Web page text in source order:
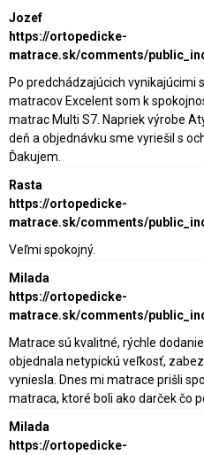
Jozef
https://ortopedicke-
matrace.sk/comments/
Po predchádzajúcich vynikajúcimi
matracov Excelent som k
matrac Multi S7. Napriek výrobe
deň a objednávku sme vyriešil s
Ďakujem.
Rasta
https://ortopedicke-
matrace.sk/comments/
Veľmi spokojný.
Milada
https://ortopedicke-
matrace.sk/comments/
Matrace sú kvalitné, rýchle
objednala netypickú veľkosť,
vyniesla. Dnes mi matrace prišli
matraca, ktoré boli ako darček čo
Milada
https://ortopedicke-